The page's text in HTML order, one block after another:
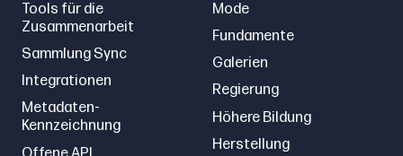
Tools für die
Zusammenarbeit
Sammlung Sync
Integrationen
Metadaten-
Kennzeichnung
Mode
Fundamente
Galerien
Regierung
Höhere Bildung
Herstellung